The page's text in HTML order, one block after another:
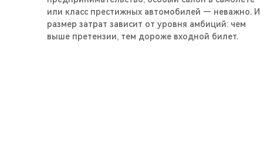
или класс престижных автомобилей — неважно. И
размер затрат зависит от уровня амбиций: чем
выше претензии, тем дороже входной билет.